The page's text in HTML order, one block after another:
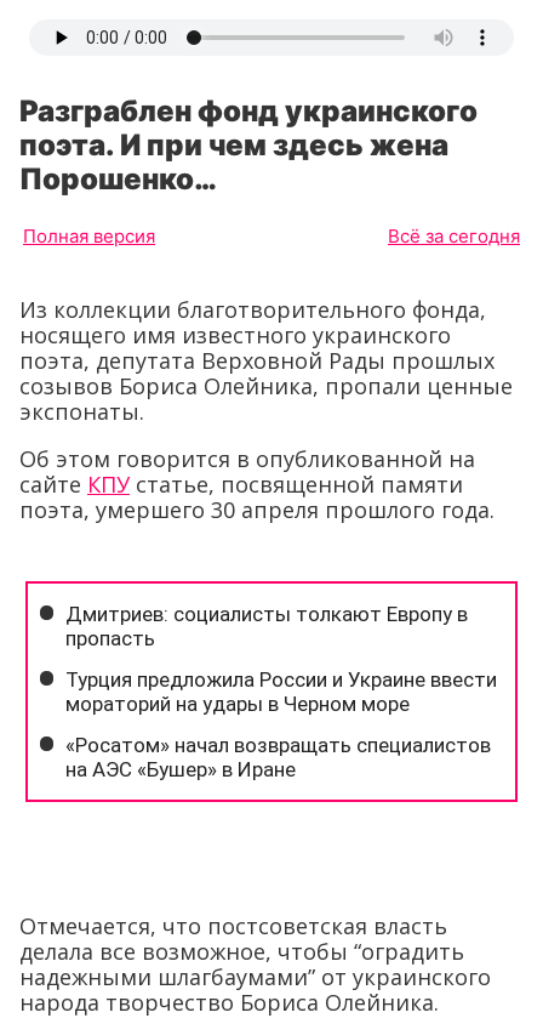
Разграблен фонд украинского
поэта. И при чем здесь жена
Порошенко…
Полная версия Всё за сегодня
Из коллекции благотворительного фонда,
носящего имя известного украинского
поэта, депутата Верховной Рады прошлых
созывов Бориса Олейника, пропали ценные
экспонаты.
Об этом говорится в опубликованной на
сайте КПУстатье, посвященной памяти
поэта, умершего 30 апреля прошлого года.
Отмечается, что постсоветская власть
делала все возможное, чтобы “оградить
надежными шлагбаумами” от украинского
народа творчество Бориса Олейника.